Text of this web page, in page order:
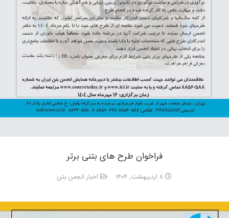
فراخوان طرح های بتنی برتر
۸ اردیبهشت, ۱۴۰۴ اخبار انجمن بتن